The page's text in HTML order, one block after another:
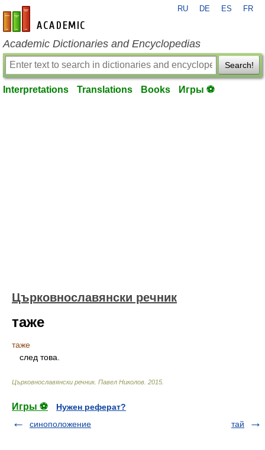
en-academic.com
RU DE ES FR
Academic Dictionaries and Encyclopedias
Search!
Interpretations Translations Books Игры ⚽
Църковнославянски речник
таже
таже
след това.
Църковнославянски речник. Павел Николов 2015
Игры ⚽
Нужен реферат?
синоположение
тай